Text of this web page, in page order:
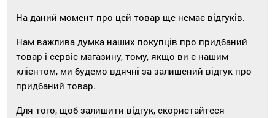
На даний момент про цей товар ще немає відгуків.
Нам важлива думка наших покупців про придбаний
товар і сервіс магазину, тому, якщо ви є нашим
клієнтом, ми будемо вдячні за залишений відгук про
придбаний товар.
Для того, щоб залишити відгук, скористайтеся